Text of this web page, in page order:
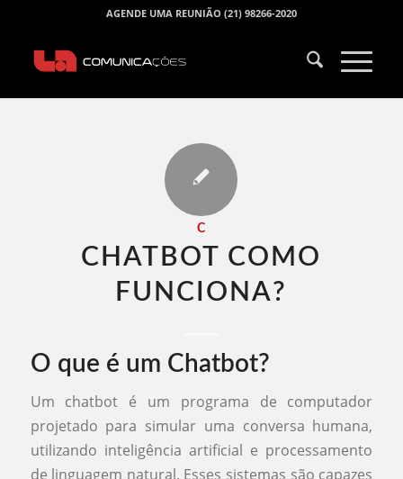
AGENDE UMA REUNIÃO (21) 98266-2020
C
CHATBOT COMO
FUNCIONA​?
O que é um Chatbot?
Um chatbot é um programa de computador
projetado para simular uma conversa humana,
utilizando inteligência artificial e processamento
de linguagem natural. Esses sistemas são capazes